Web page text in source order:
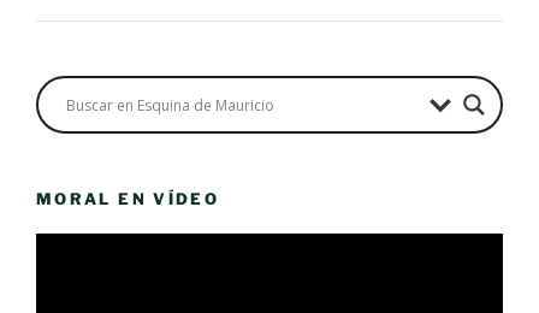
MORAL EN VÍDEO